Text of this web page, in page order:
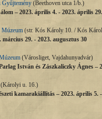
Gyűjtemény (Beethoven utca 1/b.)
– 2023. április 4. - 2023. április 29.
Múzeum (str. Kós Károly 10. / Kós
29. - 2023. augusztus 30
(Városliget, Vajdahunyadvár)
István és Zászkaliczky Ágnes –
u. 16.)
kamarakiállítás – 2023. április 5.